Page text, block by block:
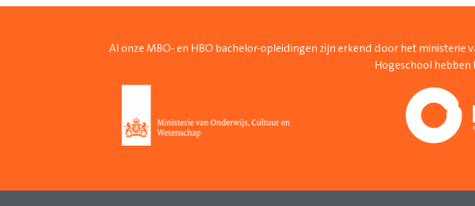
Al onze MBO- en HBO bachelor-opleidingen zijn erkend door het ministerie
Hogeschool hebben